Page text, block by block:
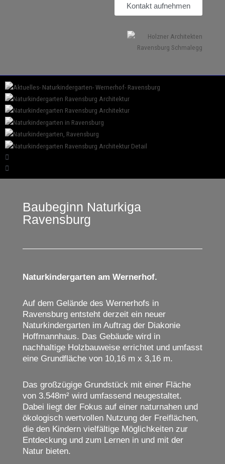
Kontakt aufnehmen
Baubeginn Naturkiga
Ravensburg
Naturkindergarten am Wernerhof.
Auf dem Gelände des Wernerhofs in
Ravensburg entsteht derzeit ein neuer
Naturkindergarten im Auftrag der Diakonie
Hoffmannhaus. Das Gebäude wird in
nachhaltige Holzbauweise errichtet und umfasst
eine Grundfläche von 10,16 m x 3,16 m.
Das großzügige Grundstück mit einer Fläche
von 3.548m² wird umfassend neugestaltet.
Dabei liegt der Fokus auf einer naturnahen und
ökologisch wertvollen Nutzung der Freiflächen,
die den Kindern vielfältige Möglichkeiten zur
Entdeckung und zum Lernen in und mit der
Natur bieten.